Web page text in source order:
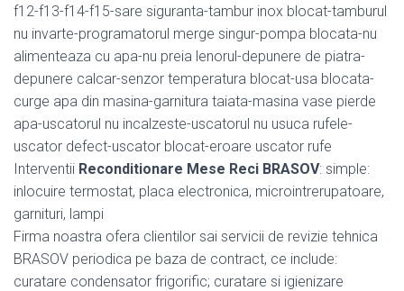
f12-f13-f14-f15-sare siguranta-tambur inox blocat-tamburul
nu invarte-programatorul merge singur-pompa blocata-nu
alimenteaza cu apa-nu preia lenorul-depunere de piatra-
depunere calcar-senzor temperatura blocat-usa blocata-
curge apa din masina-garnitura taiata-masina vase pierde
apa-uscatorul nu incalzeste-uscatorul nu usuca rufele-
uscator defect-uscator blocat-eroare uscator rufe
Interventii Reconditionare Mese Reci BRASOV: simple:
inlocuire termostat, placa electronica, microintrerupatoare,
garnituri, lampi
Firma noastra ofera clientilor sai servicii de revizie tehnica
BRASOV periodica pe baza de contract, ce include:
curatare condensator frigorific; curatare si igienizare